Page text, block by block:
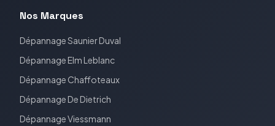
Nos Marques
DépannageSaunier Duval
DépannageElm Leblanc
Dépannage Chaffoteaux
DépannageDe Dietrich
DépannageViessmann